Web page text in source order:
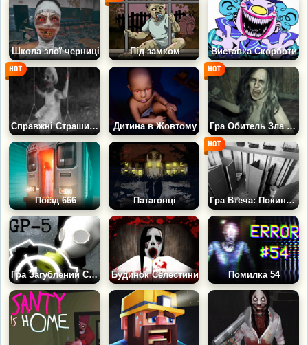
Школа злої черниці Під замком Виставка Скорботи
Справжні Страшилки Дитина в Жовтому Гра Обитель Зла 7: Міа
Поїзд 666 Патагонці Гра Втеча: Покинута Школа
Гра Загублений Сигнал: SCP Будинок Селестини Помилка 54